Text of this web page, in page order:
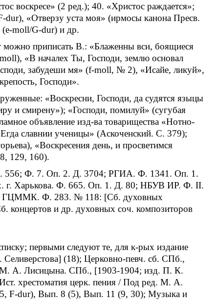
воскресе» (2 ред.); 40. «Христос раждается»;
«Отверзу уста моя» (ирмосы канона Пресв.
moll/G-dur) и др.
можно приписать В.: «Блаженны вси, боящиеся
«В началех Ты, Господи, землю основал
забудеши мя» (f-moll, № 2), «Исайе, ликуй»,
Господи».
«Воскресни, Господи, да судятся языцы
и смирену»); «Господи, помилуй» (сугубая
объявление изд-ва товарищества «Нотно-
славнии ученицы» (Аскоченский. С. 379);
«Воскресения день, и просветимся
129, 160).
Ф. 7. Оп. 2. Д. 3704; РГИА. Ф. 1341. Оп. 1.
г. Харькова. Ф. 665. Оп. 1. Д. 80; НБУВ ИР. Ф. II.
ГЦММК. Ф. 283. № 118: [Сб. духовных
концертов и др. духовных соч. композиторов
первыми следуют те, для к-рых издание
(18); Церковно-певч. сб. СПб.,
М. А. Лисицына. СПб., [1903-1904; изд. П. К.
хрестоматия церк. пения / Под ред. М. А.
F-dur), Вып. 8 (5), Вып. 11 (9, 30); Музыка и